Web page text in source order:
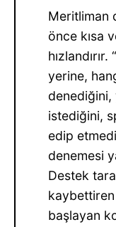
Meritliman
önce kısa
yerine,
denediğini,
istediğini,
edip
denemesi
Destek
başlayan